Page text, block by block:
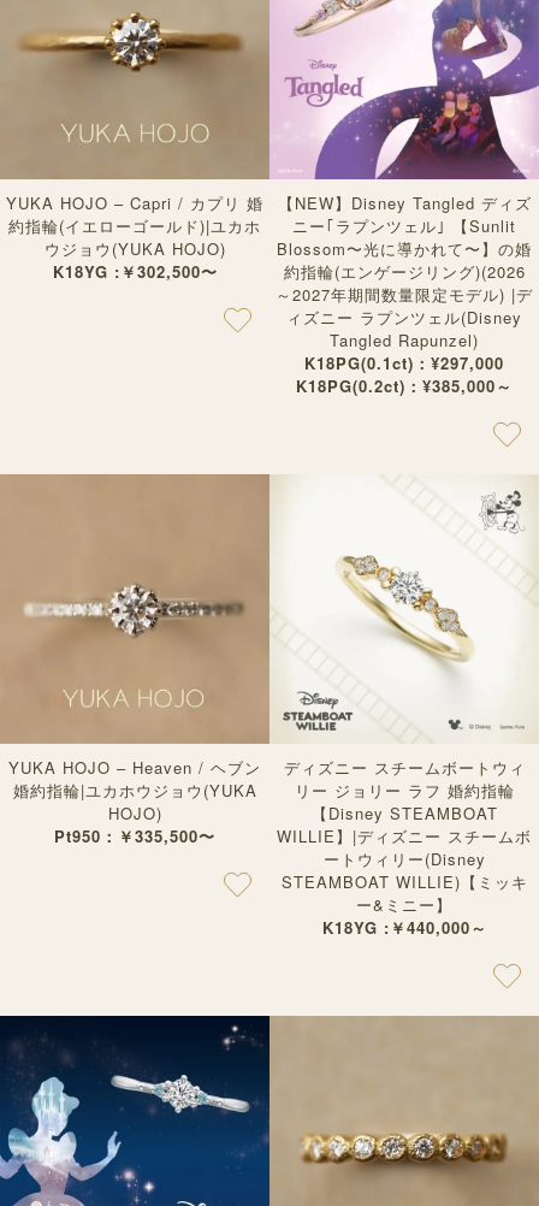
YUKA HOJO – Capri / カプリ 婚
約指輪(イエローゴールド)|ユカホ
ウジョウ(YUKA HOJO)
K18YG :￥302,500〜
【NEW】Disney Tangled ディズ
ニー｢ラプンツェル｣ 【Sunlit
Blossom〜光に導かれて〜】の婚
約指輪(エンゲージリング)(2026
～2027年期間数量限定モデル) |デ
ィズニー ラプンツェル(Disney
Tangled Rapunzel)
K18PG(0.1ct)：¥297,000
K18PG(0.2ct)：¥385,000～
YUKA HOJO – Heaven / ヘブン
婚約指輪|ユカホウジョウ(YUKA
HOJO)
Pt950：￥335,500〜
ディズニー スチームボートウィ
リー ジョリー ラフ 婚約指輪
【Disney STEAMBOAT
WILLIE】|ディズニー スチームボ
ートウィリー(Disney
STEAMBOAT WILLIE)【ミッキ
ー&ミニー】
K18YG :￥440,000～